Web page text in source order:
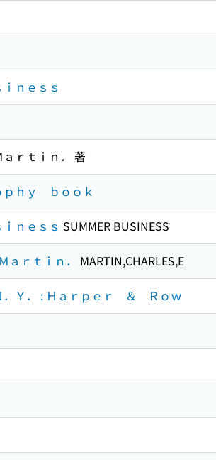
ｎｅｓｓ
ｒｔｉｎ． 著
ｈｙ ｂｏｏｋ
ｎｅｓｓ SUMMER BUSINESS
ａｒｔｉｎ． MARTIN,CHARLES,E
．Ｙ． : Ｈａｒｐｅｒ ＆ Ｒｏｗ